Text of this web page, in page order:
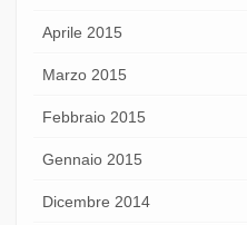
Aprile 2015
Marzo 2015
Febbraio 2015
Gennaio 2015
Dicembre 2014